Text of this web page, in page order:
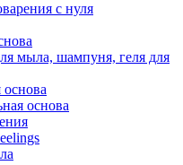
с нуля
мыла, шампуня, геля для
основа